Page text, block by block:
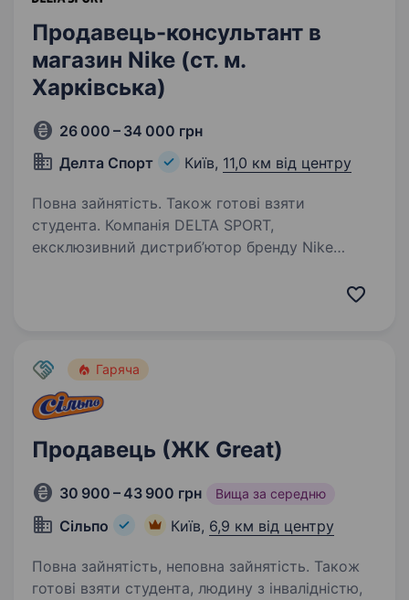
Продавець-консультант в
магазин Nike (ст. м.
Харківська)
26 000 – 34 000 грн
Делта Спорт
Київ, 11,0 км від центру
Повна зайнятість. Також готові взяти
студента. Компанія DELTA SPORT,
ексклюзивний дистриб’ютор бренду Nike
більш ніж 27-річний досвід роботи команда
Гаряча
Продавець (ЖК Great)
30 900 – 43 900 грн Вища за середню
Сільпо Київ, 6,9 км від центру
Повна зайнятість, неповна зайнятість. Також
готові взяти студента, людину з інвалідністю,